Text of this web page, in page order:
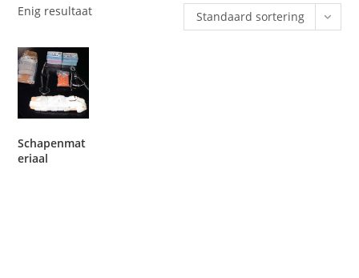
Enig resultaat Standaard sortering
Schapenmat
eriaal